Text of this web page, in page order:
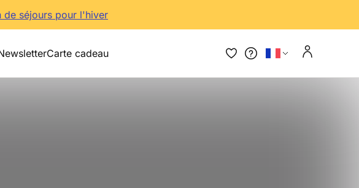
de séjours pour l'hiver
Carte cadeau